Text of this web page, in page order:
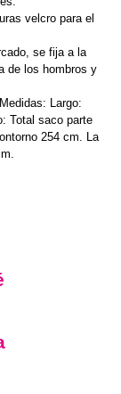
velcro para el
se fija a la
de los hombros y
Largo:
Total saco parte
254 cm. La